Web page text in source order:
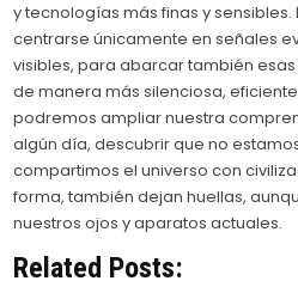
y tecnologías más finas y
centrarse únicamente en señales
visibles, para abarcar también
de manera más silenciosa,
podremos ampliar nuestra
algún día, descubrir que no
compartimos el universo con
forma, también dejan huellas,
nuestros ojos y aparatos actuales.
Related Posts: